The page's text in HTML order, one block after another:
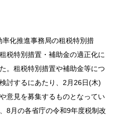
化推進事務局の租税特別措
税特別措置・補助金の適正化に
。租税特別措置や補助金等につ
討するにあたり、2月26日(木)
意見を募集するものとなってい
8月の各省庁の令和9年度税制改